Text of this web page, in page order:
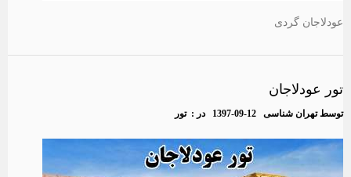
عودلاجان گردی
تور عودلاجان
توسطتهران شناسی 1397-09-12 در :تور